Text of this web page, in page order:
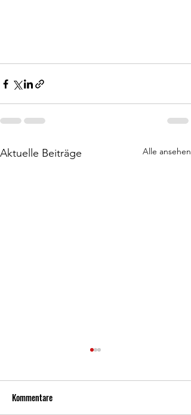
Aktuelle Beiträge Alle ansehen
Kommentare